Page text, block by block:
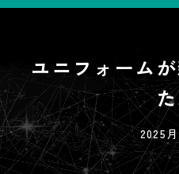
ユニフォーム
2025